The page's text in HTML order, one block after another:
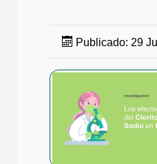
Publicado: 29